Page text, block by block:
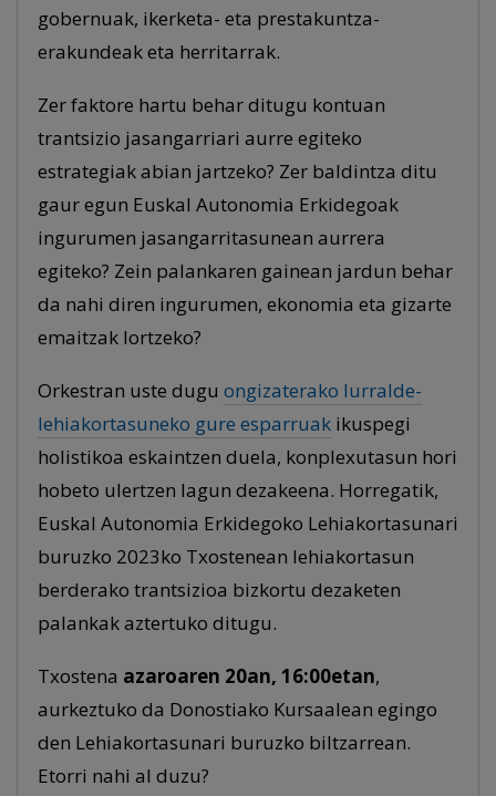
gobernuak, ikerketa- eta prestakuntza-
erakundeak eta herritarrak.
Zer faktore hartu behar ditugu kontuan
trantsizio jasangarriari aurre egiteko
estrategiak abian jartzeko? Zer baldintza ditu
gaur egun Euskal Autonomia Erkidegoak
ingurumen jasangarritasunean aurrera
egiteko? Zein palankaren gainean jardun behar
da nahi diren ingurumen, ekonomia eta gizarte
emaitzak lortzeko?
Orkestran uste dugu ongizaterako lurralde-
lehiakortasuneko gure esparruak ikuspegi
holistikoa eskaintzen duela, konplexutasun hori
hobeto ulertzen lagun dezakeena. Horregatik,
Euskal Autonomia Erkidegoko Lehiakortasunari
buruzko 2023ko Txostenean lehiakortasun
berderako trantsizioa bizkortu dezaketen
palankak aztertuko ditugu.
Txostena azaroaren 20an, 16:00etan,
aurkeztuko da Donostiako Kursaalean egingo
den Lehiakortasunari buruzko biltzarrean.
Etorri nahi al duzu?